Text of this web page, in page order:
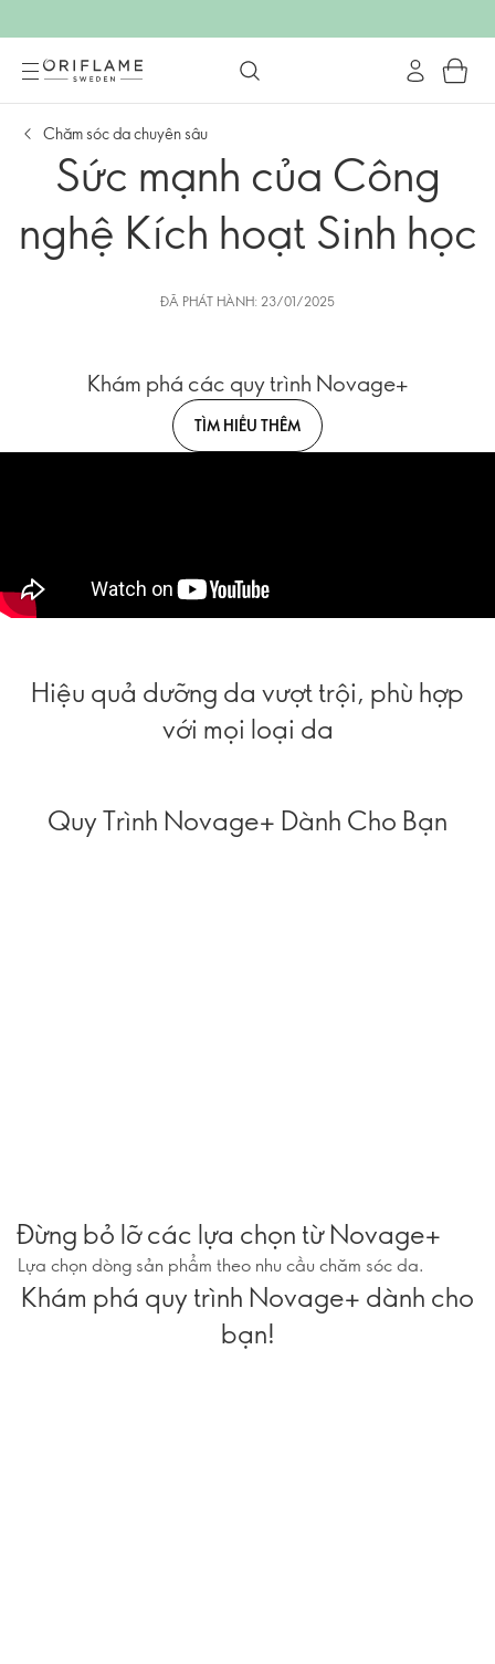
Chăm sóc da chuyên sâu
Sức mạnh của Công
nghệ Kích hoạt Sinh học
ĐÃ PHÁT HÀNH: 23/01/2025
Khám phá các quy trình Novage+
TÌM HIỂU THÊM
Hiệu quả dưỡng da vượt trội, phù hợp
với mọi loại da
Quy Trình Novage+ Dành Cho Bạn
Đừng bỏ lỡ các lựa chọn từ Novage+
Lựa chọn dòng sản phẩm theo nhu cầu chăm sóc da.
Khám phá quy trình Novage+ dành cho
bạn!